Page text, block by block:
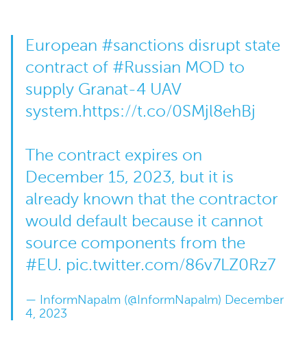
European #sanctions disrupt state
contract of #Russian MOD to
supply Granat-4 UAV
system.https://t.co/0SMjl8ehBj
The contract expires on
December 15, 2023, but it is
already known that the contractor
would default because it cannot
source components from the
#EU. pic.twitter.com/86v7LZ0Rz7
— InformNapalm (@InformNapalm) December
4, 2023